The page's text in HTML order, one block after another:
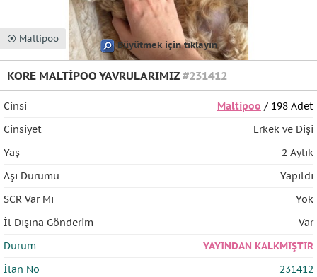
⦿ Maltipoo
Büyütmek için tıklayın
KORE MALTİPOO YAVRULARIMIZ #231412
Cinsi Maltipoo / 198 Adet
Cinsiyet
Erkek ve Dişi
Yaş
2 Aylık
Aşı Durumu
Yapıldı
SCR Var Mı
Yok
İl Dışına Gönderim
Var
Durum
YAYINDAN KALKMIŞTIR
İlan No
231412